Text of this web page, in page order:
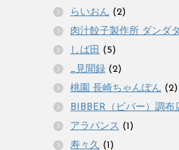
らいおん (2)
肉汁餃子製作所 ダンダ
しば田 (5)
_見聞録 (2)
桃園 長崎ちゃんぽん (2)
BIBBER（ビバー）調布
アラパンス (1)
寿々久 (1)